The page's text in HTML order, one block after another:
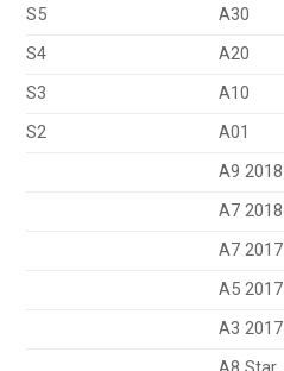
S5
A30
S4
A20
S3
A10
S2
A01
A9 2018
A7 2018
A7 2017
A5 2017
A3 2017